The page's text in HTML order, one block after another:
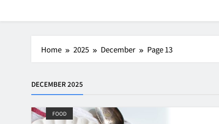
Home 2025 December Page 13
DECEMBER 2025
FOOD